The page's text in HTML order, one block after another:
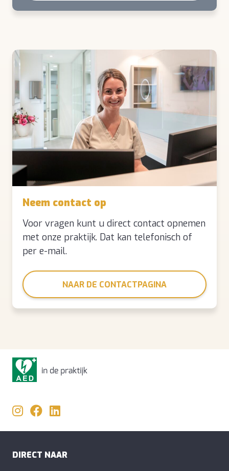
Neem contact op
Voor vragen kunt u direct contact opnemen
met onze praktijk. Dat kan telefonisch of
per e-mail.
NAAR DE CONTACTPAGINA
DIRECT NAAR